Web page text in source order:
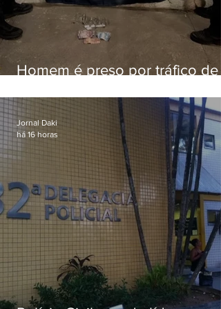
Homem é preso por tráfico de
Jornal Daki
há 16 horas